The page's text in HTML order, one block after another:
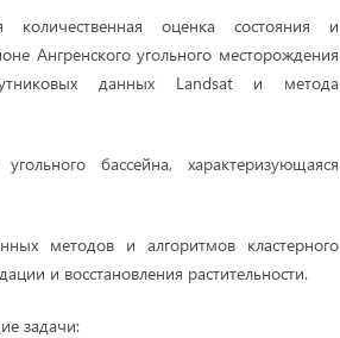
оценка состояния и
Ангренского угольного месторождения
данных Landsat и метода
бассейна, характеризующаяся
методов и алгоритмов кластерного
и восстановления растительности.
задачи: